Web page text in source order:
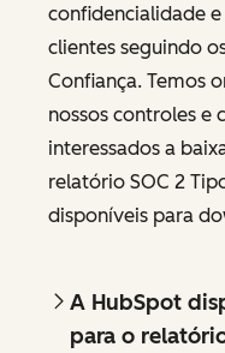
confidencialidade
clientes seguindo
Confiança. Temos
nossos controles e
interessados a
relatório SOC 2
disponíveis para
A HubSpot
para o